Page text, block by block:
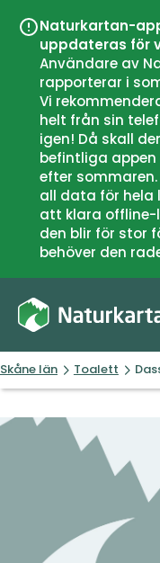
Naturkartan-
uppdateras för
Användare av
rapporterar i
Vi
helt från sin
igen! Då skall
befintliga
efter
all data för hela
att klara
den blir för stor
behöver den
Skåne län Toalett